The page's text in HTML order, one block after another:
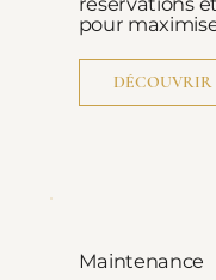
pour
DÉCOUVRIR
Maintenance